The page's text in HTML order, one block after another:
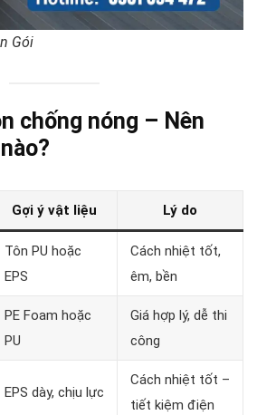
Gói
chống nóng – Nên
Gợi ý vật liệu Lý do
Tôn PU hoặc
EPS
Cách nhiệt tốt,
êm, bền
PE Foam hoặc
PU
Giá hợp lý, dễ thi
công
EPS dày, chịu lực
Cách nhiệt tốt –
tiết kiệm điện